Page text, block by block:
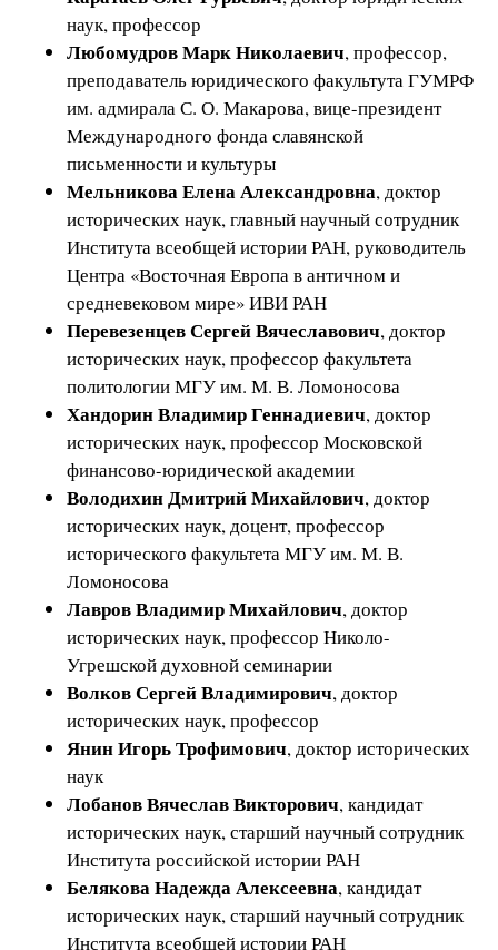
наук, профессор
Любомудров Марк Николаевич, профессор,
преподаватель юридического факультута ГУМРФ
им. адмирала С. О. Макарова, вице-президент
Международного фонда славянской
письменности и культуры
Мельникова Елена Александровна, доктор
исторических наук, главный научный сотрудник
Института всеобщей истории РАН, руководитель
Центра «Восточная Европа в античном и
средневековом мире» ИВИ РАН
Перевезенцев Сергей Вячеславович, доктор
исторических наук, профессор факультета
политологии МГУ им. М. В. Ломоносова
Хандорин Владимир Геннадиевич, доктор
исторических наук, профессор Московской
финансово-юридической академии
Володихин Дмитрий Михайлович, доктор
исторических наук, доцент, профессор
исторического факультета МГУ им. М. В.
Ломоносова
Лавров Владимир Михайлович, доктор
исторических наук, профессор Николо-
Угрешской духовной семинарии
Волков Сергей Владимирович, доктор
исторических наук, профессор
Янин Игорь Трофимович, доктор исторических
наук
Лобанов Вячеслав Викторович, кандидат
исторических наук, старший научный сотрудник
Института российской истории РАН
Белякова Надежда Алексеевна, кандидат
исторических наук, старший научный сотрудник
Института всеобщей истории РАН